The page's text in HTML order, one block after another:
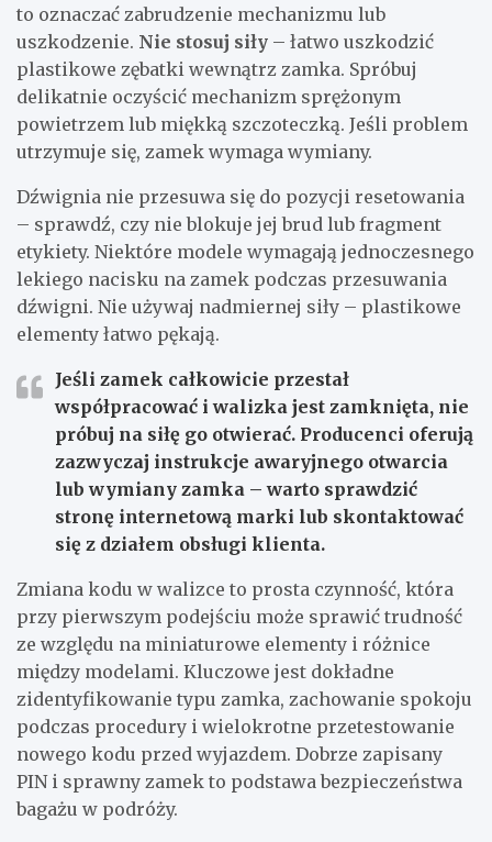
to oznaczać zabrudzenie mechanizmu lub
uszkodzenie. Nie stosuj siły – łatwo uszkodzić
plastikowe zębatki wewnątrz zamka. Spróbuj
delikatnie oczyścić mechanizm sprężonym
powietrzem lub miękką szczoteczką. Jeśli problem
utrzymuje się, zamek wymaga wymiany.
Dźwignia nie przesuwa się do pozycji resetowania
– sprawdź, czy nie blokuje jej brud lub fragment
etykiety. Niektóre modele wymagają jednoczesnego
lekiego nacisku na zamek podczas przesuwania
dźwigni. Nie używaj nadmiernej siły – plastikowe
elementy łatwo pękają.
Jeśli zamek całkowicie przestał
współpracować i walizka jest zamknięta, nie
próbuj na siłę go otwierać. Producenci oferują
zazwyczaj instrukcje awaryjnego otwarcia
lub wymiany zamka – warto sprawdzić
stronę internetową marki lub skontaktować
się z działem obsługi klienta.
Zmiana kodu w walizce to prosta czynność, która
przy pierwszym podejściu może sprawić trudność
ze względu na miniaturowe elementy i różnice
między modelami. Kluczowe jest dokładne
zidentyfikowanie typu zamka, zachowanie spokoju
podczas procedury i wielokrotne przetestowanie
nowego kodu przed wyjazdem. Dobrze zapisany
PIN i sprawny zamek to podstawa bezpieczeństwa
bagażu w podróży.